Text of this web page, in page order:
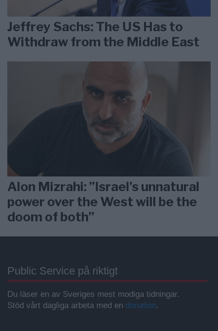
Jeffrey Sachs: The US Has to
Withdraw from the Middle East
Alon Mizrahi: ”Israel’s unnatural
power over the West will be the
doom of both”
Public Service på riktigt
Du läser en av Sveriges mest modiga tidningar.
Stöd vårt dagliga arbeta med en donation.